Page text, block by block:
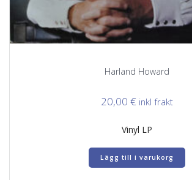
Harland Howard
20,00 € inkl frakt
Vinyl LP
Lägg till i varukorg